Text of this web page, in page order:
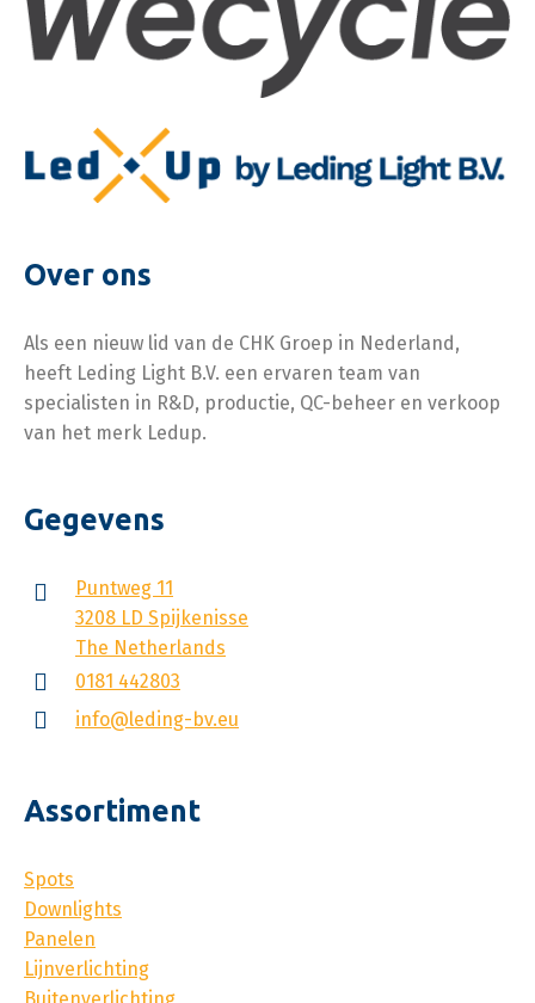
Over ons
Als een nieuw lid van de CHK Groep in Nederland,
heeft Leding Light B.V. een ervaren team van
specialisten in R&D, productie, QC-beheer en verkoop
van het merk Ledup.
Gegevens
Puntweg 11
3208 LD Spijkenisse
The Netherlands
0181 442803
info@leding-bv.eu
Assortiment
Spots
Downlights
Panelen
Lijnverlichting